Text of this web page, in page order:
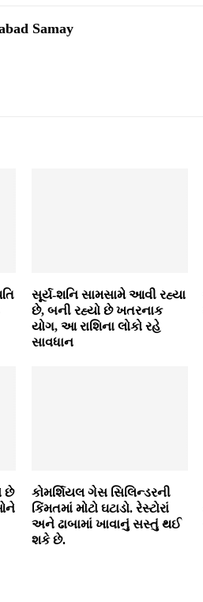
Samay
સૂર્ય-શનિ સામસામે આવી રહ્યા
છે, બની રહ્યો છે ખતરનાક
યોગ, આ રાશિના લોકો રહે
સાવધાન
છે
કોમર્શિયલ ગેસ સિલિન્‍ડરની
કિંમતમાં મોટો ઘટાડો. રેસ્‍ટોરાં
અને ઢાબામાં ખાવાનું સસ્‍તું થઈ
શકે છે.